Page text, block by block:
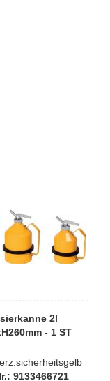
2l
- 1 ST
9133466721